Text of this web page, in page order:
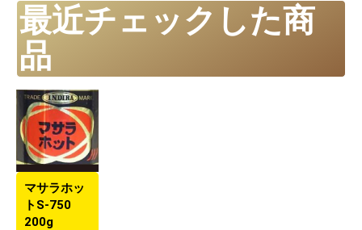
最近チェックした商
品
マサラホッ
トS-750
200g